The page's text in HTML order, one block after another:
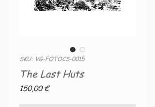
SKU: VG-FOTOCS-0015
The Last Huts
150,00 €Preço